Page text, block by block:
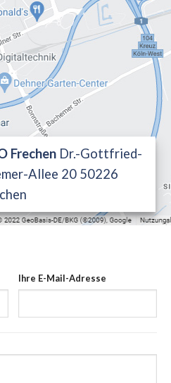
FrechenDr.-Gottfried-
Allee 20 50226
Ihre E-Mail-Adresse